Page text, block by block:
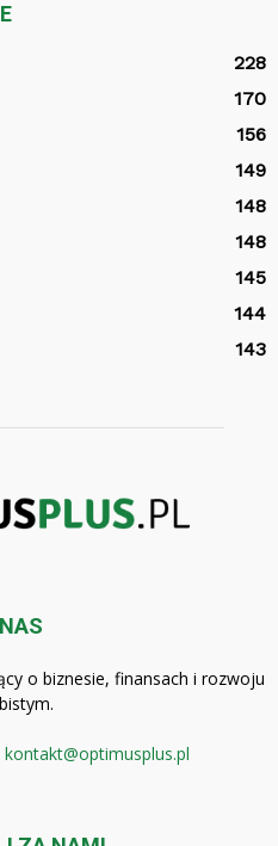
228
170
156
149
148
148
145
144
143
o biznesie, finansach i rozwoju
kontakt@optimusplus.pl